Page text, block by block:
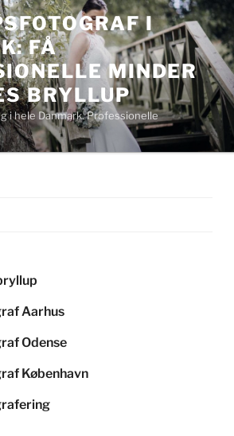
I
FÅ
MINDER
BRYLLUP
i hele Danmark. Professionelle
Aarhus
Odense
København